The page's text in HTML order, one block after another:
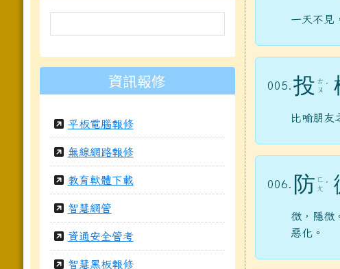
資訊報修
平板電腦報修
無線網路報修
教育軟體下載
智慧網管
資通安全管考
智慧黑板報修
一天不見
005. 投 ㄊ
ㄡ ˊ
比喻朋友
006. 防 ㄈ
ㄤ ˊ
微，隱微
惡化。